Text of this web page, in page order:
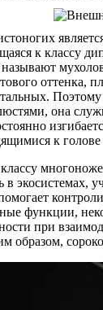
к классу
оттенка,
она
к
экосистемах,
функции,
при
образом,